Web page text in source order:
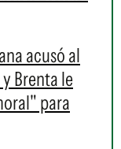
acusó al
Brenta le
para